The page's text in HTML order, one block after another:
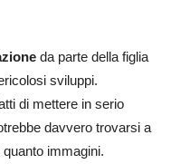
da parte della figlia
sviluppi.
di mettere in serio
davvero trovarsi a
immagini.